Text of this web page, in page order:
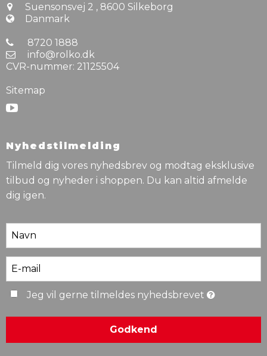
Suensonsvej 2 , 8600 Silkeborg
Danmark
8720 1888
info@rolko.dk
CVR-nummer: 21125504
Sitemap
Nyhedstilmelding
Tilmeld dig vores nyhedsbrev og modtag eksklusive
tilbud og nyheder i shoppen. Du kan altid afmelde
dig igen.
Jeg vil gerne tilmeldes nyhedsbrevet
Godkend